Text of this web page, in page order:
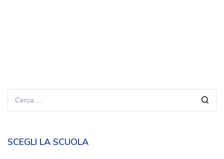
SCEGLI LA SCUOLA